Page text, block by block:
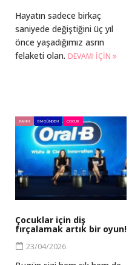
Hayatın sadece birkaç
saniyede değiştiğini üç yıl
önce yaşadığımız asrın
felaketi olan. DEVAMI IÇIN
BAKIM BM GÜNDEM ÇOCUK
Çocuklar için diş
fırçalamak artık bir oyun!
23/04/2026